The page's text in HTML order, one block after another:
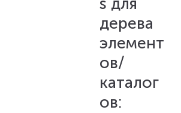
дерева
элемент
ов/
каталог
ов: